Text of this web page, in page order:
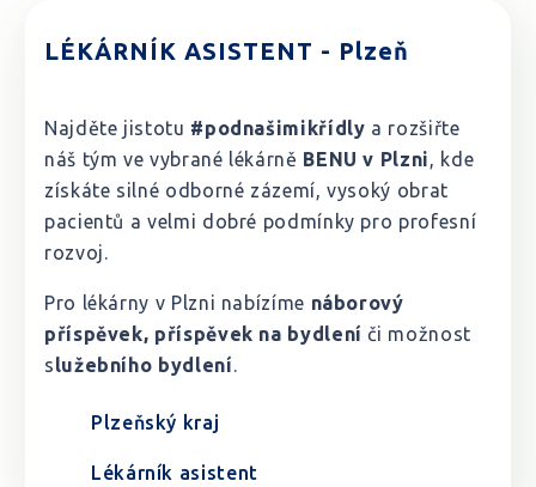
LÉKÁRNÍK ASISTENT - Plzeň
Najděte jistotu #podnašimikřídly a rozšiřte
náš tým ve vybrané lékárně BENU v Plzni
, kde
získáte silné odborné zázemí, vysoký obrat
pacientů a velmi dobré podmínky pro profesní
rozvoj.
Pro lékárny v Plzni nabízíme náborový
příspěvek, příspěvek na bydlení či možnost
služebního bydlení
Plzeňský kraj
Lékárník asistent